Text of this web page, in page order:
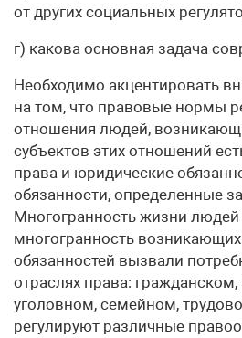
от других социальных
г) какова основная задача
Необходимо акцентировать
на том, что правовые нормы
отношения людей,
субъектов этих отношений
права и юридические
обязанности, определенные
Многогранность жизни людей
многогранность
обязанностей вызвали
отраслях права:
уголовном, семейном,
регулируют различные